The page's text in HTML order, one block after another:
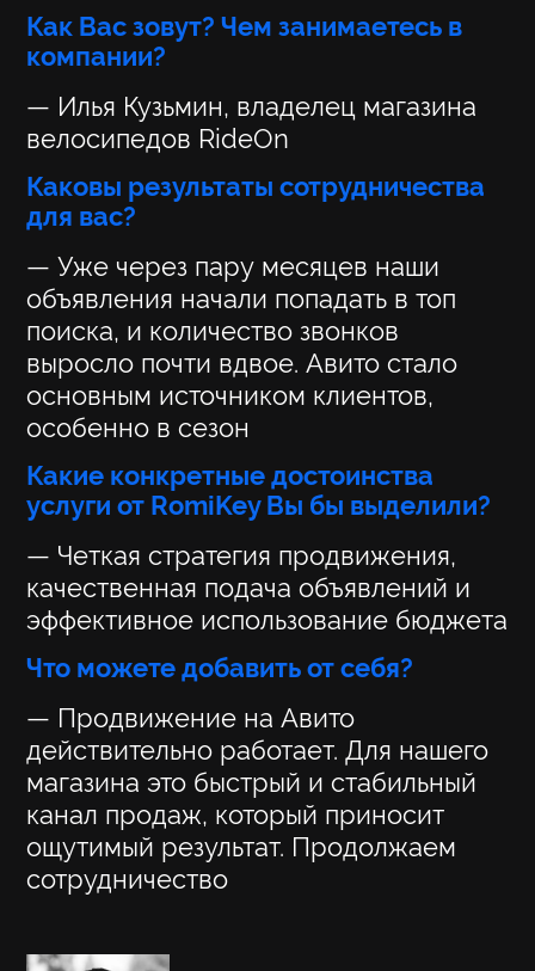
Как Вас зовут? Чем занимаетесь в
компании?
— Илья Кузьмин, владелец магазина
велосипедов RideOn
Каковы результаты сотрудничества
для вас?
— Уже через пару месяцев наши
объявления начали попадать в топ
поиска, и количество звонков
выросло почти вдвое. Авито стало
основным источником клиентов,
особенно в сезон
Какие конкретные достоинства
услуги от RomiKey Вы бы выделили?
— Четкая стратегия продвижения,
качественная подача объявлений и
эффективное использование бюджета
Что можете добавить от себя?
— Продвижение на Авито
действительно работает. Для нашего
магазина это быстрый и стабильный
канал продаж, который приносит
ощутимый результат. Продолжаем
сотрудничество